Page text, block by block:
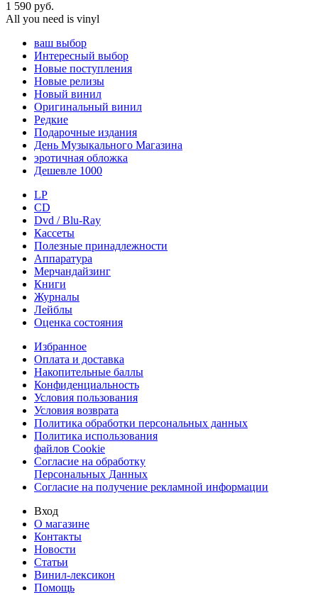
1 590 руб.
All you need is vinyl
ваш выбор
Интересный выбор
Новые поступления
Новые релизы
Новый винил
Оригинальный винил
Редкие
Подарочные издания
День Музыкального Магазина
эротичная обложка
Дешевле 1000
LP
CD
Dvd / Blu-Ray
Кассеты
Полезные принадлежности
Аппаратура
Мерчандайзинг
Книги
Журналы
Лейблы
Оценка состояния
Избранное
Оплата и доставка
Накопительные баллы
Конфиденциальность
Условия пользования
Условия возврата
Политика обработки персональных данных
Политика использования
файлов Cookie
Согласие на обработку
Персональных Данных
Согласие на получение рекламной информации
Вход
О магазине
Контакты
Новости
Статьи
Винил-лексикон
Помощь